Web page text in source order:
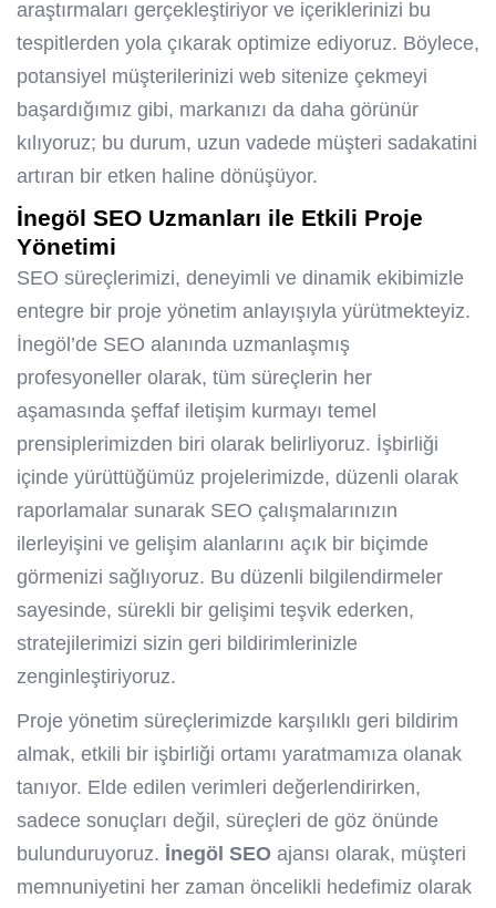
araştırmaları gerçekleştiriyor ve içeriklerinizi bu
tespitlerden yola çıkarak optimize ediyoruz. Böylece,
potansiyel müşterilerinizi web sitenize çekmeyi
başardığımız gibi, markanızı da daha görünür
kılıyoruz; bu durum, uzun vadede müşteri sadakatini
artıran bir etken haline dönüşüyor.
İnegöl SEO Uzmanları ile Etkili Proje
Yönetimi
SEO süreçlerimizi, deneyimli ve dinamik ekibimizle
entegre bir proje yönetim anlayışıyla yürütmekteyiz.
İnegöl’de SEO alanında uzmanlaşmış
profesyoneller olarak, tüm süreçlerin her
aşamasında şeffaf iletişim kurmayı temel
prensiplerimizden biri olarak belirliyoruz. İşbirliği
içinde yürüttüğümüz projelerimizde, düzenli olarak
raporlamalar sunarak SEO çalışmalarınızın
ilerleyişini ve gelişim alanlarını açık bir biçimde
görmenizi sağlıyoruz. Bu düzenli bilgilendirmeler
sayesinde, sürekli bir gelişimi teşvik ederken,
stratejilerimizi sizin geri bildirimlerinizle
zenginleştiriyoruz.
Proje yönetim süreçlerimizde karşılıklı geri bildirim
almak, etkili bir işbirliği ortamı yaratmamıza olanak
tanıyor. Elde edilen verimleri değerlendirirken,
sadece sonuçları değil, süreçleri de göz önünde
bulunduruyoruz. İnegöl SEO ajansı olarak, müşteri
memnuniyetini her zaman öncelikli hedefimiz olarak